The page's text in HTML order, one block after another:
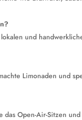
und
Limonaden und
Open-Air-Sitzen